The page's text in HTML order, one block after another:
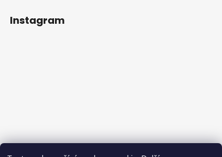
Instagram